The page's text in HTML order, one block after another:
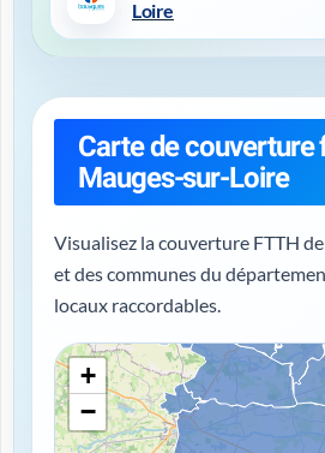
Loire
Carte de couverture
Mauges-sur-Loire
Visualisez la couverture FTTH
et des communes du
locaux raccordables.
+
−